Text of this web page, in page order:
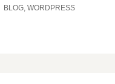
BLOG, WORDPRESS